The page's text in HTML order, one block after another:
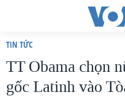
truy
cập
Tới
VIỆT NAM
HOA KỲ
TIN TỨC
TT Obama chọn
gốc Latinh vào